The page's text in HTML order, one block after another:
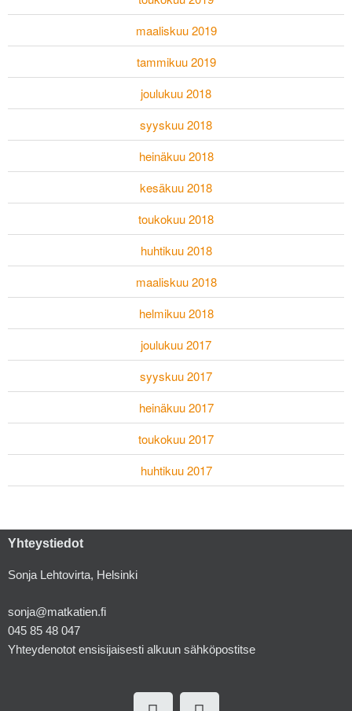
maaliskuu 2019
tammikuu 2019
joulukuu 2018
syyskuu 2018
heinäkuu 2018
kesäkuu 2018
toukokuu 2018
huhtikuu 2018
maaliskuu 2018
helmikuu 2018
joulukuu 2017
syyskuu 2017
heinäkuu 2017
toukokuu 2017
huhtikuu 2017
Yhteystiedot
Sonja Lehtovirta, Helsinki
sonja@matkatien.fi
045 85 48 047
Yhteydenotot ensisijaisesti alkuun sähköpostitse